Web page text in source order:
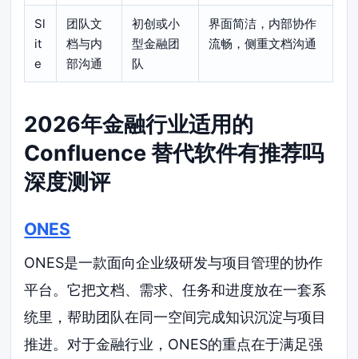
Sl
it
e
团队文
档与内
部沟通
初创或小
型金融团
队
界面简洁，内部协作
流畅，侧重文档沟通
2026年金融行业适用的
Confluence 替代软件有推荐吗
深度测评
ONES
ONES是一款面向企业级研发与项目管理的协作
平台。它把文档、需求、任务和进度放在一套系
统里，帮助团队在同一空间完成知识沉淀与项目
推进。对于金融行业，ONES的重点在于满足强